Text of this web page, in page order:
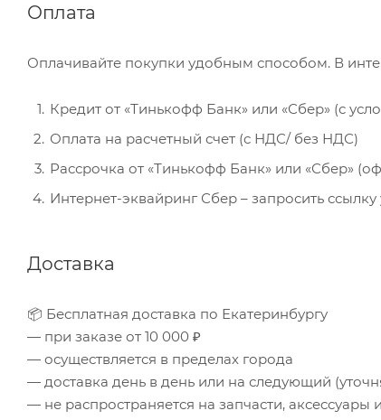
Оплата
Оплачивайте покупки удобным способом. В
Кредит от «Тинькофф Банк» или «Сбер» (с
Оплата на расчетный счет (с НДС/ без НДС)
Рассрочка от «Тинькофф Банк» или «Сбер»
Интернет-эквайринг Сбер – запросить
Доставка
📦 Бесплатная доставка по Екатеринбургу
— при заказе от 10 000 ₽
— осуществляется в пределах города
— доставка день в день или на следующий
— не распространяется на запчасти, аксессуары